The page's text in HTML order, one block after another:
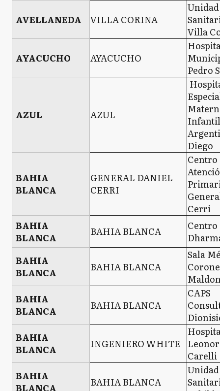
AVELLANEDA VILLA CORINA
Unidad
Villa
AYACUCHO
AYACUCHO
Pedro
AZUL AZUL
Infantil
Diego
BAHIA
BLANCA
GENERAL DANIEL
CERRI
Centro
Cerri
BAHIA
BLANCA
BAHIA BLANCA
Centro
BAHIA
BLANCA
BAHIA BLANCA
Sala
BAHIA
BLANCA
BAHIA BLANCA
CAPS
BAHIA
BLANCA
INGENIERO WHITE
Carelli
BAHIA
BLANCA
BAHIA BLANCA
Unidad